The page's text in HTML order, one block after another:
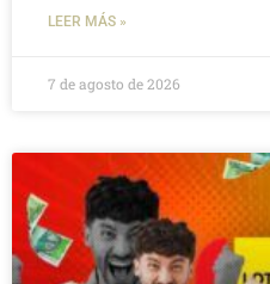
LEER MÁS »
7 de agosto de 2026